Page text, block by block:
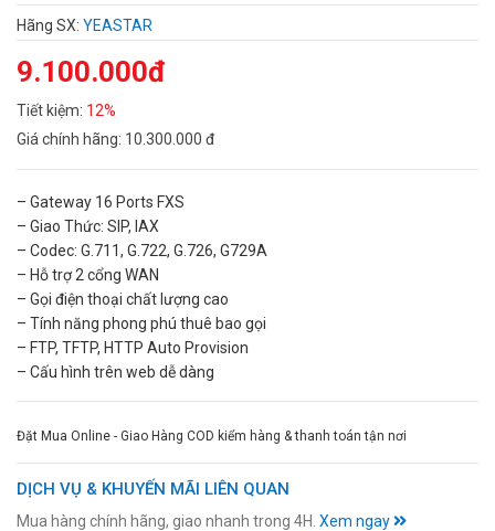
Hãng SX: YEASTAR
9.100.000đ
Tiết kiệm: 12%
Giá chính hãng: 10.300.000 đ
– Gateway 16 Ports FXS
– Giao Thức: SIP, IAX
– Codec: G.711, G.722, G.726, G729A
– Hỗ trợ 2 cổng WAN
– Gọi điện thoại chất lượng cao
– Tính năng phong phú thuê bao gọi
– FTP, TFTP, HTTP Auto Provision
– Cấu hình trên web dễ dàng
Đặt Mua Online - Giao Hàng COD kiểm hàng & thanh toán tận nơi
DỊCH VỤ & KHUYẾN MÃI LIÊN QUAN
Mua hàng chính hãng, giao nhanh trong 4H. Xem ngay